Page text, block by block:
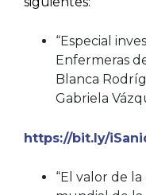
“Especial
Enfermeras
Blanca
Gabriela
https://bit.ly/
“El valor de